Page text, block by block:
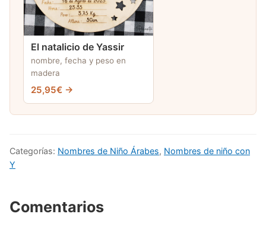
El natalicio de Yassir
nombre, fecha y peso en
madera
25,95€ →
Categorías: Nombres de Niño Árabes, Nombres de niño con
Y
Comentarios